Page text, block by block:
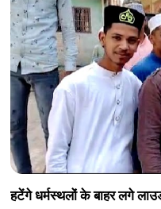
हटेंगे धर्मस्थलों के बाहर लगे